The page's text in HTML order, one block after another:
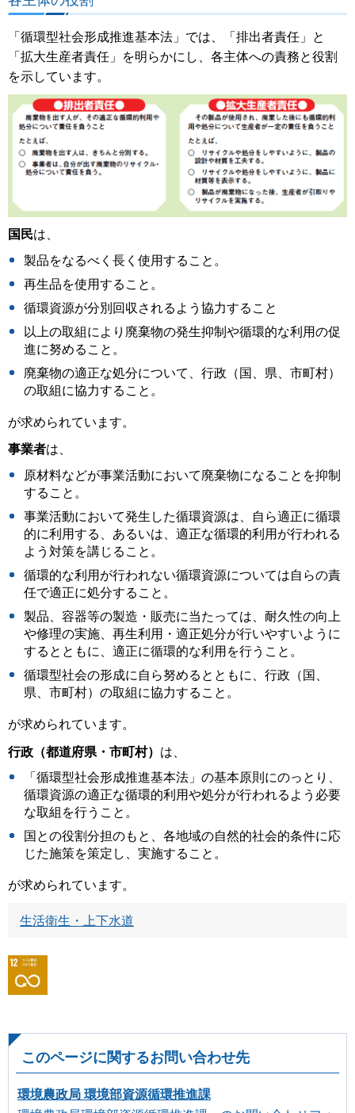
「循環型社会形成推進基本法」では、「排出者責任」と
「拡大生産者責任」を明らかにし、各主体への責務と役割
を示しています。
国民は、
製品をなるべく長く使用すること。
再生品を使用すること。
循環資源が分別回収されるよう協力すること
以上の取組により廃棄物の発生抑制や循環的な利用の促
進に努めること。
廃棄物の適正な処分について、行政（国、県、市町村）
の取組に協力すること。
が求められています。
事業者は、
原材料などが事業活動において廃棄物になることを抑制
すること。
事業活動において発生した循環資源は、自ら適正に循環
的に利用する、あるいは、適正な循環的利用が行われる
よう対策を講じること。
循環的な利用が行われない循環資源については自らの責
任で適正に処分すること。
製品、容器等の製造・販売に当たっては、耐久性の向上
や修理の実施、再生利用・適正処分が行いやすいように
するとともに、適正に循環的な利用を行うこと。
循環型社会の形成に自ら努めるとともに、行政（国、
県、市町村）の取組に協力すること。
が求められています。
行政（都道府県・市町村） は、
「循環型社会形成推進基本法」の基本原則にのっとり、
循環資源の適正な循環的利用や処分が行われるよう必要
な取組を行うこと。
国との役割分担のもと、各地域の自然的社会的条件に応
じた施策を策定し、実施すること。
が求められています。
生活衛生・上下水道
このページに関するお問い合わせ先
環境農政局 環境部資源循環推進課